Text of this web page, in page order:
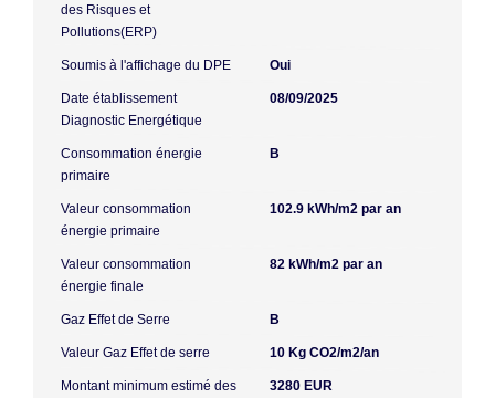
des Risques et
Pollutions(ERP)
Soumis à l'affichage du DPE Oui
Date établissement
Diagnostic Energétique
08/09/2025
Consommation énergie
primaire
B
Valeur consommation
énergie primaire
102.9 kWh/m2 par an
Valeur consommation
énergie finale
82 kWh/m2 par an
Gaz Effet de Serre B
Valeur Gaz Effet de serre 10 Kg CO2/m2/an
Montant minimum estimé des
3280 EUR